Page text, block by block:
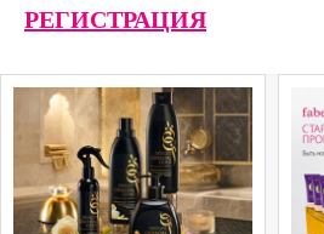
РЕГИСТРАЦИЯ